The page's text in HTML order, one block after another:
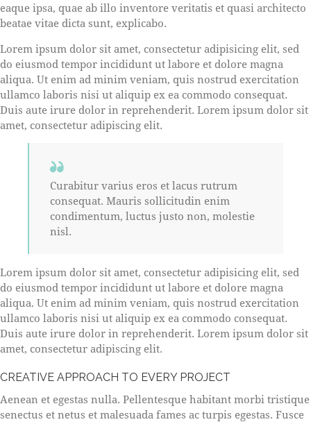
eaque ipsa, quae ab illo inventore veritatis et quasi architecto
beatae vitae dicta sunt, explicabo.
Lorem ipsum dolor sit amet, consectetur adipisicing elit, sed
do eiusmod tempor incididunt ut labore et dolore magna
aliqua. Ut enim ad minim veniam, quis nostrud exercitation
ullamco laboris nisi ut aliquip ex ea commodo consequat.
Duis aute irure dolor in reprehenderit. Lorem ipsum dolor sit
amet, consectetur adipiscing elit.
Curabitur varius eros et lacus rutrum
consequat. Mauris sollicitudin enim
condimentum, luctus justo non, molestie
nisl.
Lorem ipsum dolor sit amet, consectetur adipisicing elit, sed
do eiusmod tempor incididunt ut labore et dolore magna
aliqua. Ut enim ad minim veniam, quis nostrud exercitation
ullamco laboris nisi ut aliquip ex ea commodo consequat.
Duis aute irure dolor in reprehenderit. Lorem ipsum dolor sit
amet, consectetur adipiscing elit.
CREATIVE APPROACH TO EVERY PROJECT
Aenean et egestas nulla. Pellentesque habitant morbi tristique
senectus et netus et malesuada fames ac turpis egestas. Fusce